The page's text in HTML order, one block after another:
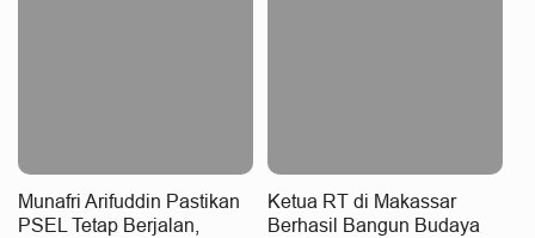
Munafri Arifuddin Pastikan
PSEL Tetap Berjalan,
Ketua RT di Makassar
Berhasil Bangun Budaya